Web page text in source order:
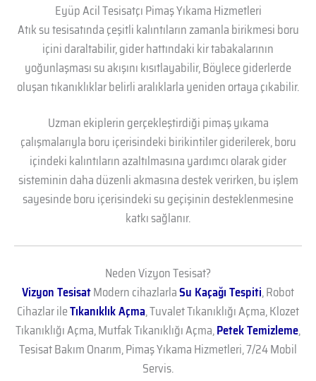
Eyüp Acil Tesisatçı Pimaş Yıkama Hizmetleri
Atık su tesisatında çeşitli kalıntıların zamanla birikmesi boru
içini daraltabilir, gider hattındaki kir tabakalarının
yoğunlaşması su akışını kısıtlayabilir, Böylece giderlerde
oluşan tıkanıklıklar belirli aralıklarla yeniden ortaya çıkabilir.
Uzman ekiplerin gerçekleştirdiği pimaş yıkama
çalışmalarıyla boru içerisindeki birikintiler giderilerek, boru
içindeki kalıntıların azaltılmasına yardımcı olarak gider
sisteminin daha düzenli akmasına destek verirken, bu işlem
sayesinde boru içerisindeki su geçişinin desteklenmesine
katkı sağlanır.
Neden Vizyon Tesisat?
Vizyon TesisatModern cihazlarlaSu Kaçağı Tespiti, Robot
Cihazlar ileTıkanıklık Açma, Tuvalet Tıkanıklığı Açma, Klozet
Tıkanıklığı Açma, Mutfak Tıkanıklığı Açma,Petek Temizleme,
Tesisat Bakım Onarım, Pimaş Yıkama Hizmetleri, 7/24 Mobil
Servis.